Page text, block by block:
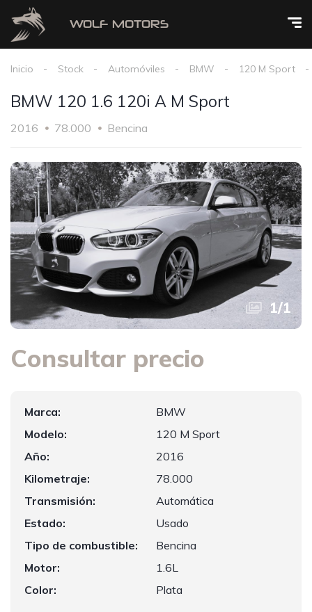
Inicio Stock Automóviles BMW 120 M Sport
BMW 120 1.6 120i A M Sport
2016 78.000 Bencina
1/1
Consultar precio
Marca:
BMW
Modelo:
120 M Sport
Año:
2016
Kilometraje:
78.000
Transmisión:
Automática
Estado:
Usado
Tipo de combustible:
Bencina
Motor:
1.6L
Color:
Plata